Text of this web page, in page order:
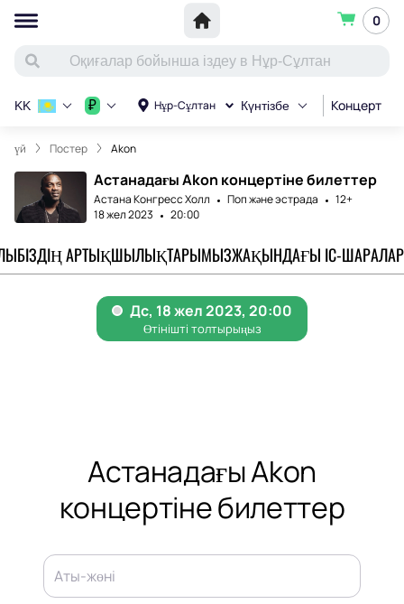
0
Нұр-Сұлтан Күнтізбе Концерт
KK ₽
үй Постер Akon
Астанадағы Akon концертіне билеттер
Астана Конгресс Холл Поп және эстрада
12+
18 жел 2023
20:00
БІЗДІҢ АРТЫҚШЫЛЫҚТАРЫМЫЗЖАҚЫНДАҒЫ ІС-ШАРАЛАР
Астанадағы Akon
концертіне билеттер
Аты-жөні